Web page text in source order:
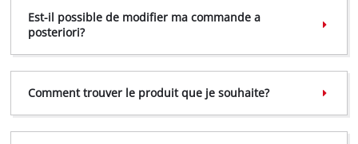
Est-il possible de modifier ma commande a
posteriori?
Comment trouver le produit que je souhaite?